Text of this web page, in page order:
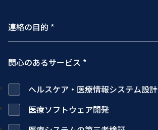
関心のあるサービス *
ヘルスケア・医療情報システム設計
医療ソフトウェア開発